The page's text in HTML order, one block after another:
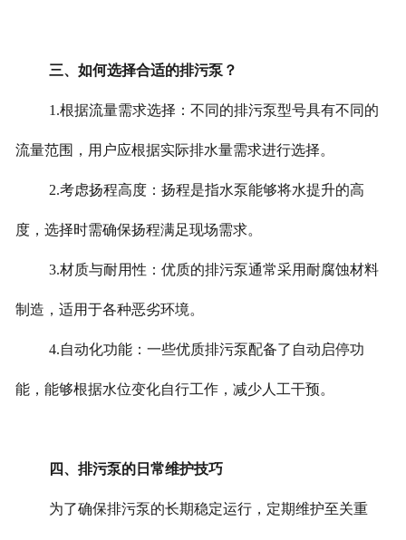
三、如何选择合适的排污泵？
1.根据流量需求选择：不同的排污泵型号具有不同的
流量范围，用户应根据实际排水量需求进行选择。
2.考虑扬程高度：扬程是指水泵能够将水提升的高
度，选择时需确保扬程满足现场需求。
3.材质与耐用性：优质的排污泵通常采用耐腐蚀材料
制造，适用于各种恶劣环境。
4.自动化功能：一些优质排污泵配备了自动启停功
能，能够根据水位变化自行工作，减少人工干预。
四、排污泵的日常维护技巧
为了确保排污泵的长期稳定运行，定期维护至关重